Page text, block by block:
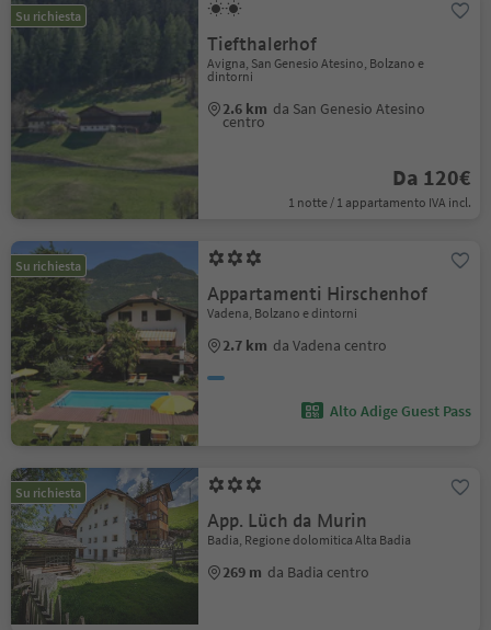
Su richiesta
Tiefthalerhof
Avigna, San Genesio Atesino, Bolzano e
dintorni
2.6 km da San Genesio Atesino
centro
Da 120€
1 notte / 1 appartamento IVA incl.
Su richiesta
Appartamenti Hirschenhof
Vadena, Bolzano e dintorni
2.7 km da Vadena centro
Alto Adige Guest Pass
Su richiesta
App. Lüch da Murin
Badia, Regione dolomitica Alta Badia
269 m da Badia centro